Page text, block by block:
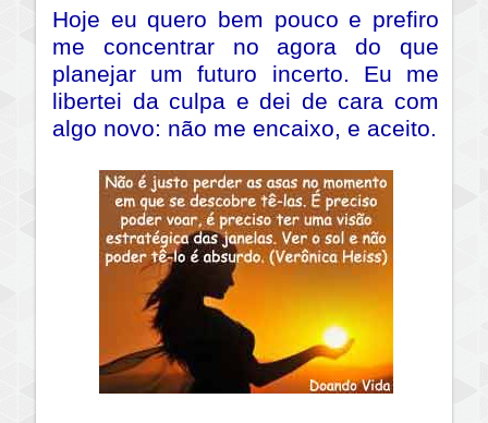
Hoje eu quero bem pouco e prefiro
me concentrar no agora do que
planejar um futuro incerto. Eu me
libertei da culpa e dei de cara com
algo novo: não me encaixo, e aceito.